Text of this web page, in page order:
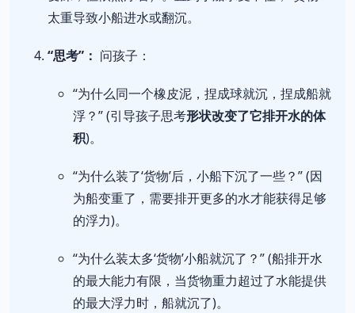
太重导致小船进水或翻沉。
“思考”： 问孩子：
“为什么同一个橡皮泥，捏成球就沉，捏成船就
浮？” (引导孩子思考形状改变了它排开水的体
积)。
“为什么装了‘货物’后，小船下沉了一些？” (因
为船变重了，需要排开更多的水才能获得足够
的浮力)。
“为什么装太多‘货物’小船就沉了？” (船排开水
的最大能力有限，当货物重力超过了水能提供
的最大浮力时，船就沉了)。